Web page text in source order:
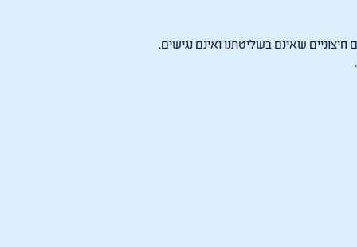
שאינם בשליטתנו ואינם נגישים.